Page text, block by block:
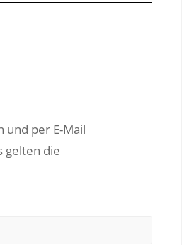
und per E-Mail
gelten die